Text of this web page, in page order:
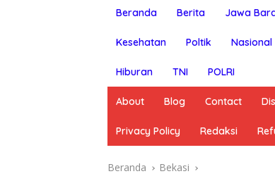
Beranda Berita Jawa
Kesehatan Poltik Nasional
Hiburan TNI POLRI
About Blog Contact
Privacy Policy Redaksi
Beranda Bekasi